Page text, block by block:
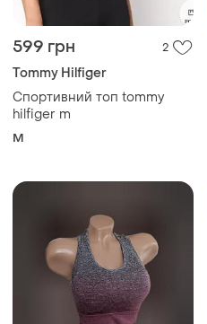
599 грн 2
Tommy Hilfiger
Спортивний топ tommy
hilfiger m
M